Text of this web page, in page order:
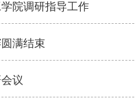
院调研指导工作
满结束
议